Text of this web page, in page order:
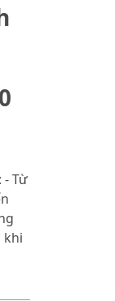
Từ
khi